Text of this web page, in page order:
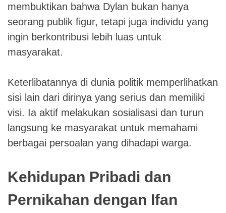
membuktikan bahwa Dylan bukan hanya
seorang publik figur, tetapi juga individu yang
ingin berkontribusi lebih luas untuk
masyarakat.
Keterlibatannya di dunia politik memperlihatkan
sisi lain dari dirinya yang serius dan memiliki
visi. Ia aktif melakukan sosialisasi dan turun
langsung ke masyarakat untuk memahami
berbagai persoalan yang dihadapi warga.
Kehidupan Pribadi dan
Pernikahan dengan Ifan